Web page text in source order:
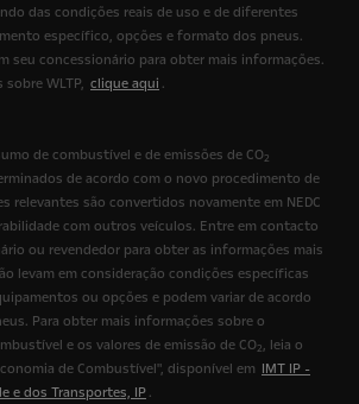
das condições reais de uso e de diferentes
específico, opções e formato dos pneus.
seu concessionário para obter mais informações.
WLTP, clique aqui .
de combustível e de emissões de CO2
de acordo com o novo procedimento de
relevantes são convertidos novamente em NEDC
com outros veículos. Entre em contacto
ou revendedor para obter as informações mais
levam em consideração condições específicas
ou opções e podem variar de acordo
Para obter mais informações sobre o
e os valores de emissão de CO2, leia o
de Combustível", disponível em IMT IP -
e dos Transportes, IP .